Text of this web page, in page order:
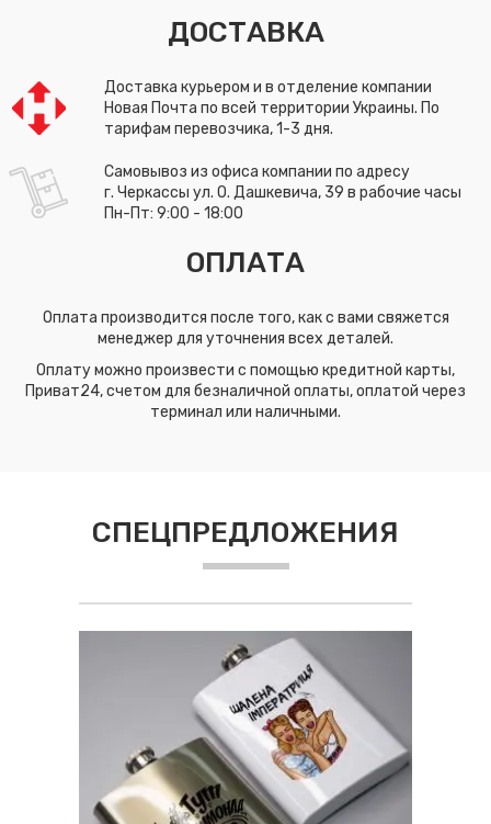
ДОСТАВКА
Доставка курьером и в отделение компании
Новая Почта по всей территории Украины. По
тарифам перевозчика, 1-3 дня.
Самовывоз из офиса компании по адресу
г. Черкассы ул. О. Дашкевича, 39 в рабочие часы
Пн-Пт: 9:00 - 18:00
ОПЛАТА
Оплата производится после того, как с вами свяжется
менеджер для уточнения всех деталей.
Оплату можно произвести с помощью кредитной карты,
Приват24, счетом для безналичной оплаты, оплатой через
терминал или наличными.
СПЕЦПРЕДЛОЖЕНИЯ